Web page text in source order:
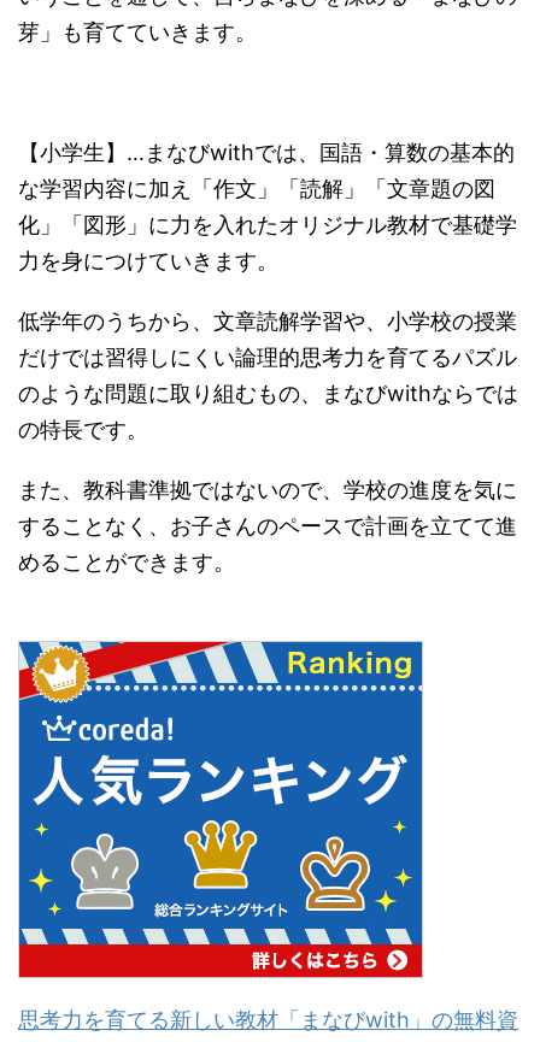
芽」も育てていきます。
【小学生】…まなびwithでは、国語・算数の基本的
な学習内容に加え「作文」「読解」「文章題の図
化」「図形」に力を入れたオリジナル教材で基礎学
力を身につけていきます。
低学年のうちから、文章読解学習や、小学校の授業
だけでは習得しにくい論理的思考力を育てるパズル
のような問題に取り組むもの、まなびwithならでは
の特長です。
また、教科書準拠ではないので、学校の進度を気に
することなく、お子さんのペースで計画を立てて進
めることができます。
思考力を育てる新しい教材「まなびwith」の無料資